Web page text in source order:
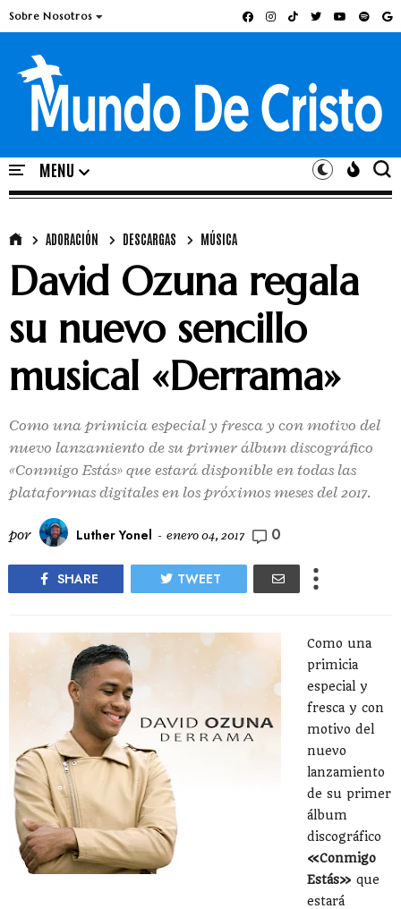
Sobre Nosotros
ADORACIÓN DESCARGAS MÚSICA
David Ozuna regala
su nuevo sencillo
musical «Derrama»
Como una primicia especial y fresca y con motivo del
nuevo lanzamiento de su primer álbum discográfico
«Conmigo Estás» que estará disponible en todas las
plataformas digitales en los próximos meses del 2017.
por Luther Yonel - enero 04, 2017 0
SHARE TWEET
Como una
primicia
especial y
fresca y con
motivo del
nuevo
lanzamiento
de su primer
álbum
discográfico
«Conmigo
Estás» que
estará